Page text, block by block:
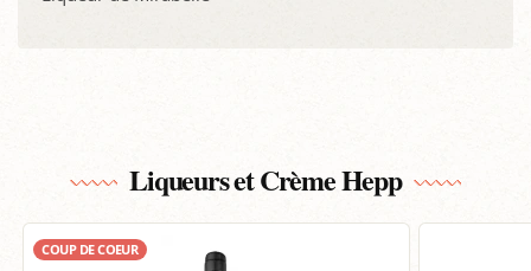
Liqueurs et Crème Hepp
COUP DE COEUR